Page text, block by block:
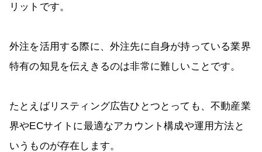
リットです。
外注を活用する際に、外注先に自身が持っている業界
特有の知見を伝えきるのは非常に難しいことです。
たとえばリスティング広告ひとつとっても、不動産業
界やECサイトに最適なアカウント構成や運用方法と
いうものが存在します。